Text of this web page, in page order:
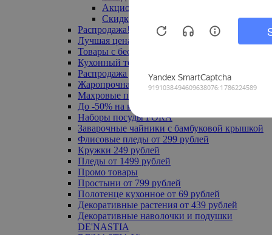
Акционные товары
Скидка 20% по промокоду
Распродажа! Ульяновск до -70%
Лучшая цена
Товары с бесплатной доставкой
Кухонный текстиль
Распродажа до -50%
Жаропрочная посуда
Махровые полотенца
До -50% на ковры
Наборы посуды FORA
Заварочные чайники с бамбуковой крышкой
Флисовые пледы от 299 рублей
Кружки 249 рублей
Пледы от 1499 рублей
Промо товары
Простыни от 799 рублей
Полотенце кухонное от 69 рублей
Декоративные растения от 439 рублей
Декоративные наволочки и подушки
DE'NASTIA